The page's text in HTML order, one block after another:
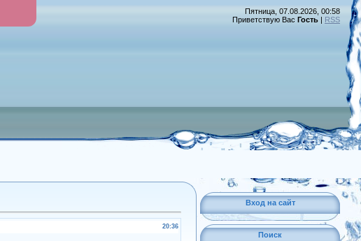
Пятница, 07.08.2026, 00:58
Приветствую Вас Гость | RSS
20:36
Вход на сайт
Поиск